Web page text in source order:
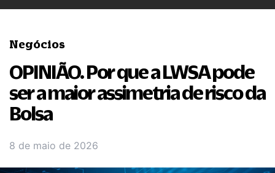
Negócios
OPINIÃO. Por que a LWSA pode
ser a maior assimetria de risco da
Bolsa
8 de maio de 2026